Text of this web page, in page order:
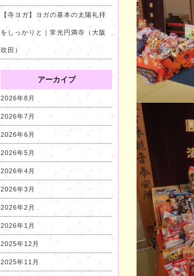
【寺ヨガ】ヨガの基本の太陽礼拝
をしっかりと｜常光円満寺（大阪
吹田）
アーカイブ
2026年8月
2026年7月
2026年6月
2026年5月
2026年4月
2026年3月
2026年2月
2026年1月
2025年12月
2025年11月